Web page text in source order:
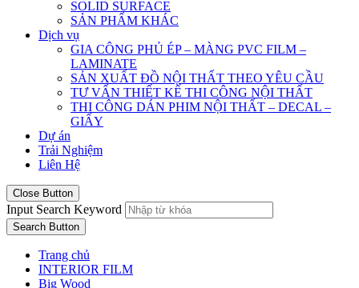
SOLID SURFACE
SẢN PHẨM KHÁC
Dịch vụ
GIA CÔNG PHỦ ÉP – MÀNG PVC FILM –
LAMINATE
SẢN XUẤT ĐỒ NỘI THẤT THEO YÊU CẦU
TƯ VẤN THIẾT KẾ THI CÔNG NỘI THẤT
THI CÔNG DÁN PHIM NỘI THẤT – DECAL –
GIẤY
Dự án
Trải Nghiệm
Liên Hệ
Close Button
Input Search Keyword
Search Button
Trang chủ
INTERIOR FILM
Big Wood